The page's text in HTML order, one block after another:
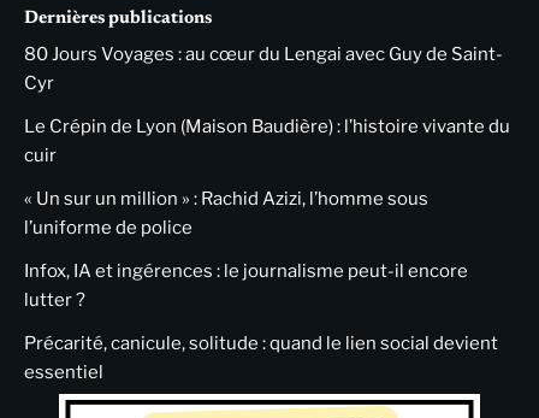
Dernières publications
80 Jours Voyages : au cœur du Lengai avec Guy de Saint-
Cyr
Le Crépin de Lyon (Maison Baudière) : l’histoire vivante du
cuir
« Un sur un million » : Rachid Azizi, l’homme sous
l’uniforme de police
Infox, IA et ingérences : le journalisme peut-il encore
lutter ?
Précarité, canicule, solitude : quand le lien social devient
essentiel